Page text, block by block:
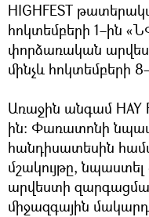
HIGHFEST
հոկտեմբերի 1–ին
փորձառական
մինչև հոկտեմբերի
Առաջին անգամ HAY
ին։ Փառատոնի
հանդիսատեսին
մշակույթը,
արվեստի
միջազգային